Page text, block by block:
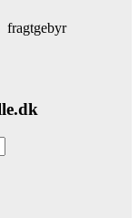
fragtgebyr